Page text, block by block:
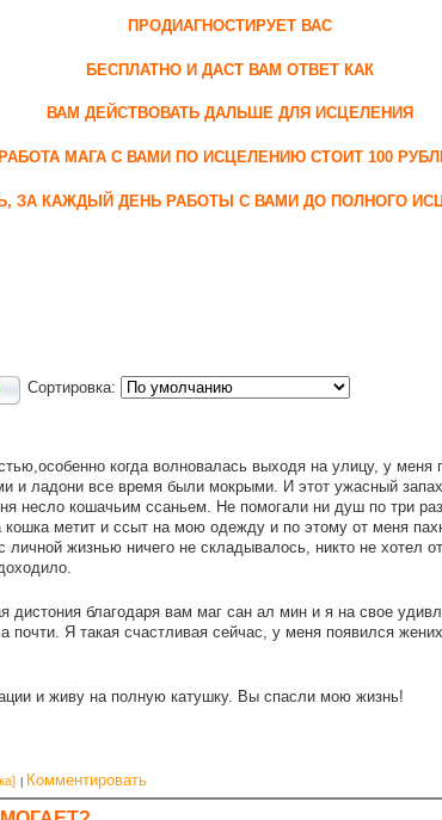
ПРОДИАГНОСТИРУЕТ ВАС
БЕСПЛАТНО И ДАСТ ВАМ ОТВЕТ КАК
ВАМ ДЕЙСТВОВАТЬ ДАЛЬШЕ ДЛЯ ИСЦЕЛЕНИЯ
РАБОТА МАГА С ВАМИ ПО ИСЦЕЛЕНИЮ СТОИТ 100
ЗА КАЖДЫЙ ДЕНЬ РАБОТЫ С ВАМИ ДО ПОЛНОГО
Сортировка:
когда волновалась выходя на улицу, у
и ладони все время были мокрыми. И этот ужасный
несло кошачьим ссаньем. Не помогали ни душ по три
метит и ссыт на мою одежду и по этому от меня
жизнью ничего не складывалось, никто не хотел
благодаря вам маг сан ал мин и я на свое
Я такая счастливая сейчас, у меня появился
и живу на полную катушку. Вы спасли мою жизнь!
Комментировать